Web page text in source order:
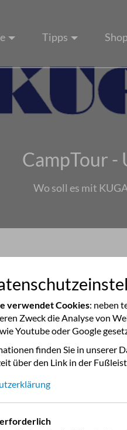
Tipps Shop
CampTour -
Wo soll es mit
Auswahl. Machen Sie jetzt
hingehen?
verwendet Cookies: neben
Zweck die Analyse von
Youtube oder Google
finden Sie in unserer
über den Link in der